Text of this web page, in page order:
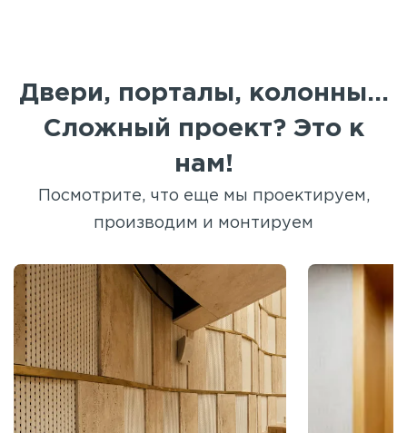
Двери, порталы, колонны...
Сложный проект? Это к
нам!
Посмотрите, что еще мы проектируем,
производим и монтируем